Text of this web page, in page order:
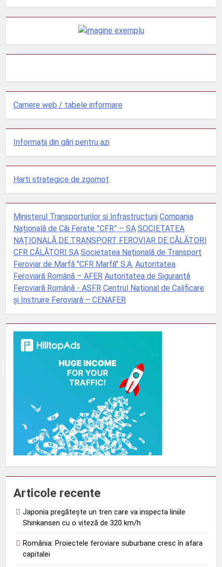
Camere web / tabele informare
Informații din gări pentru azi
Harti strategice de zgomot
Ministerul Transporturilor si Infrastructurii Compania
Națională de Căi Ferate ”CFR” – SA SOCIETATEA
NAȚIONALĂ DE TRANSPORT FEROVIAR DE CĂLĂTORI
CFR CĂLĂTORI SA Societatea Naţională de Transport
Feroviar de Marfă "CFR Marfă" S.A. Autoritatea
Feroviară Română – AFER Autoritatea de Siguranţă
Feroviară Română - ASFR Centrul Naţional de Calificare
şi Instruire Feroviară – CENAFER
Articole recente
Japonia pregătește un tren care va inspecta liniile
Shinkansen cu o viteză de 320 km/h
România: Proiectele feroviare suburbane cresc în afara
capitalei